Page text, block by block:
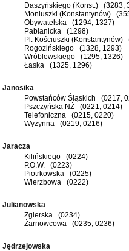
Daszyńskiego (Konst.) (3283,
Moniuszki (Konstantynów)
Obywatelska (1294, 1327)
Pabianicka (1298)
Pl. Kościuszki (Konstantynów)
Rogozińskiego (1328, 1293)
Wróblewskiego (1295, 1326)
Łaska (1325, 1296)
Janosika
Powstańców Śląskich (0217,
Pszczyńska NŻ (0221, 0214)
Telefoniczna (0215, 0220)
Wyżynna (0219, 0216)
Jaracza
Kilińskiego (0224)
P.O.W. (0223)
Piotrkowska (0225)
Wierzbowa (0222)
Julianowska
Zgierska (0234)
Żarnowcowa (0235, 0236)
Jędrzejowska